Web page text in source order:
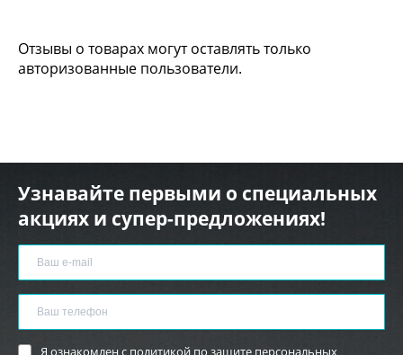
Отзывы о товарах могут оставлять только
авторизованные пользователи.
Узнавайте первыми о специальных
акциях и супер-предложениях!
Я ознакомлен с политикой по защите персональных